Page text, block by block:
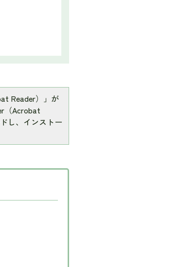
Reader）」が
（Acrobat
し、インストー